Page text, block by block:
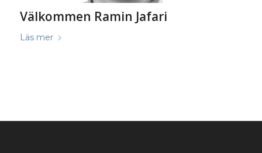
Välkommen Ramin Jafari
Läs mer